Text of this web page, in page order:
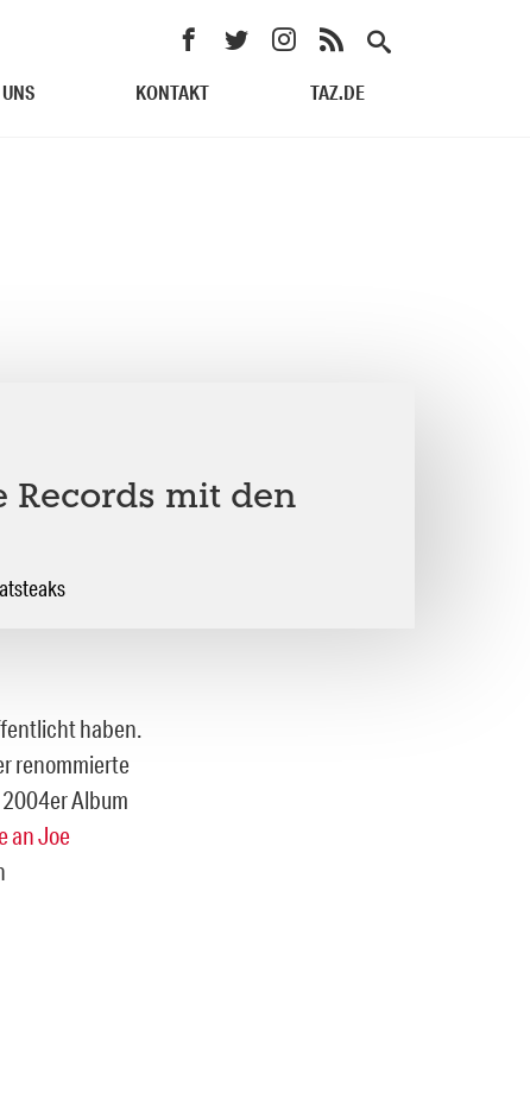
KONTAKT TAZ.DE
Records mit den
haben.
renommierte
Album
an Joe